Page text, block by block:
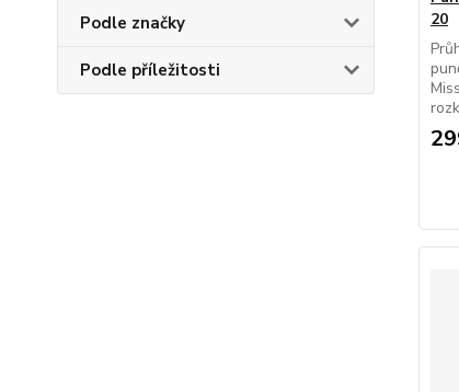
Podle značky
Podle příležitosti
20